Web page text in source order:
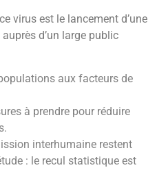
virus est le lancement d’une
d’un large public
aux facteurs de
à prendre pour réduire
interhumaine restent
: le recul statistique est